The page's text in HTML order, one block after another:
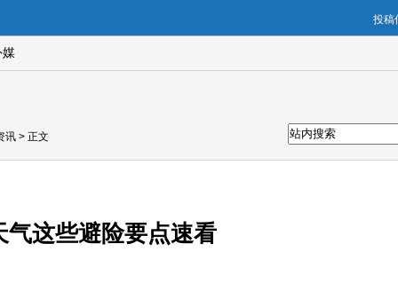
投稿
媒
讯 > 正文
这些避险要点速看